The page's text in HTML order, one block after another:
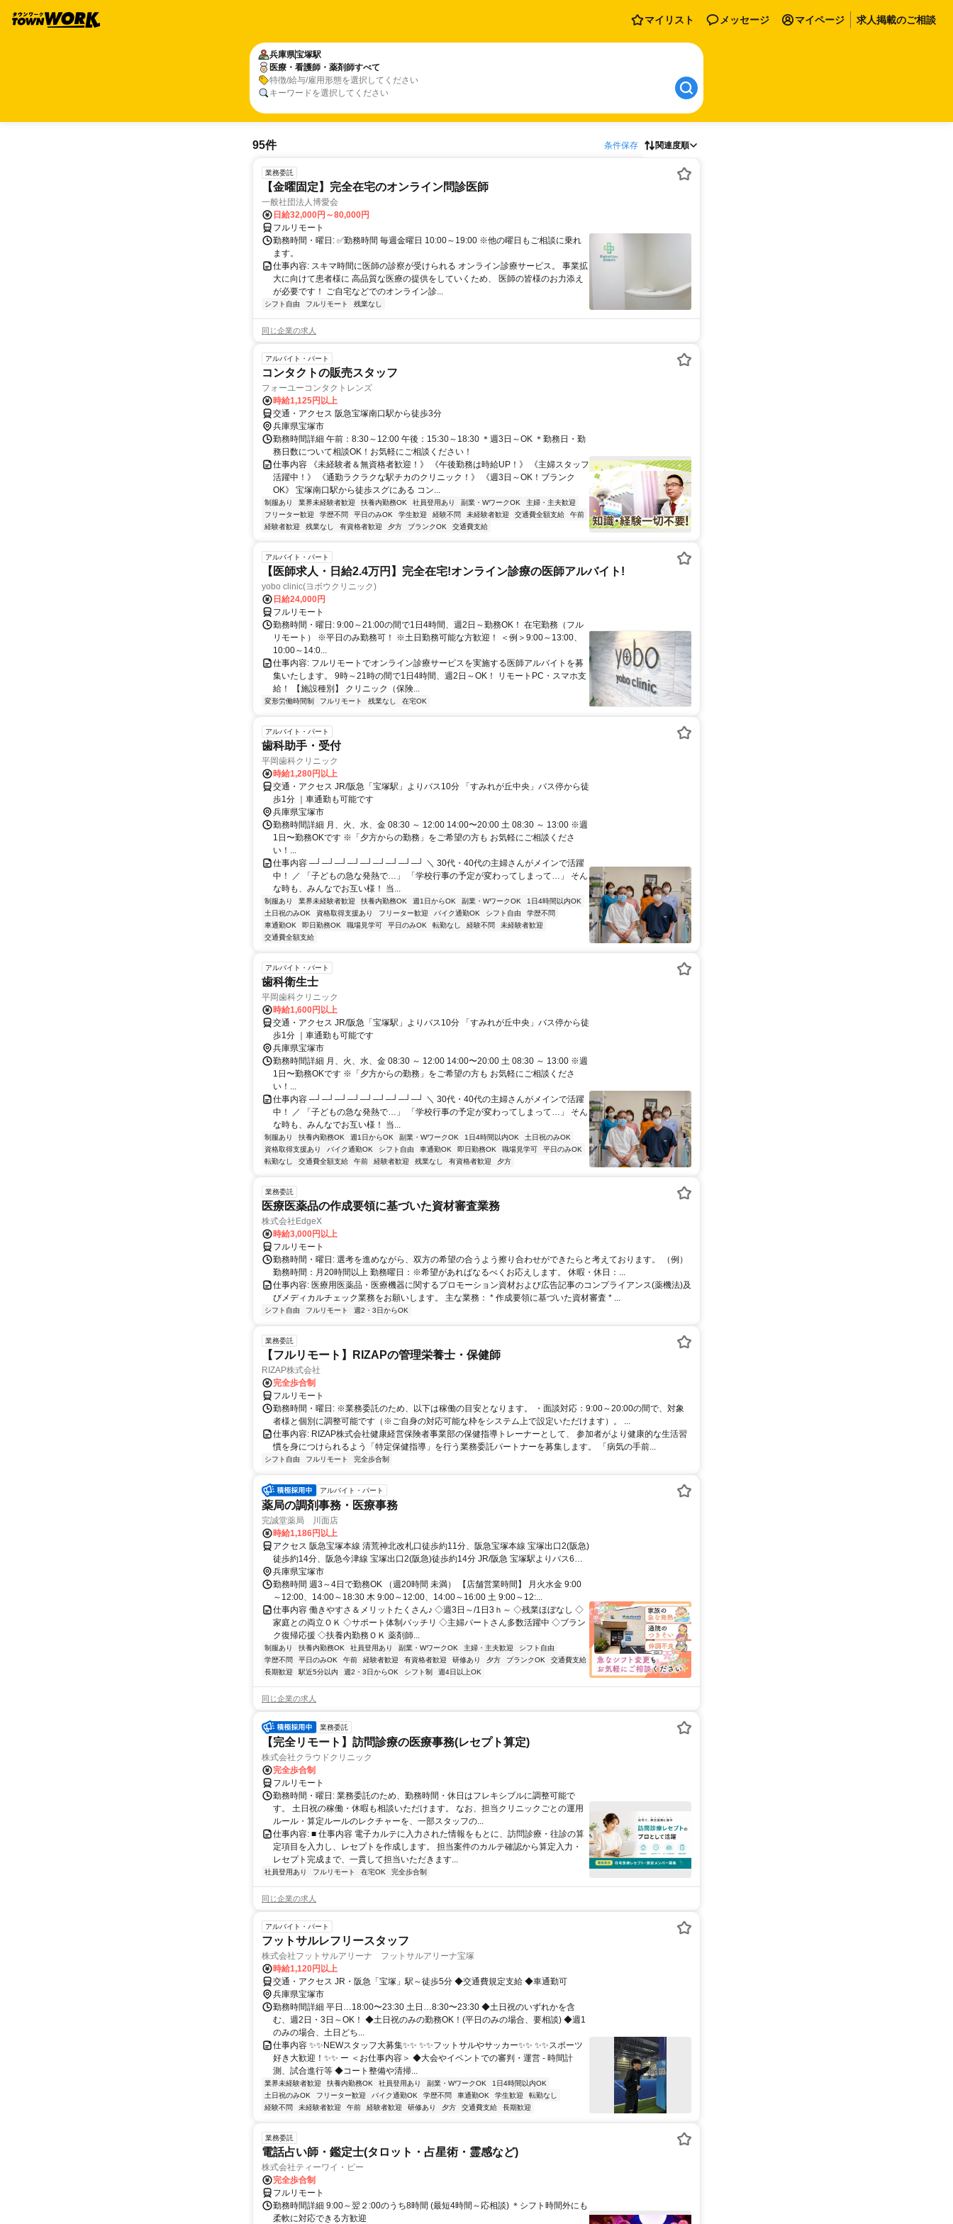
マイリスト メッセージ マイページ 求人掲載のご相談
兵庫県宝塚駅
医療・看護師・薬剤師すべて
特徴/給与/雇用形態を選択してください
キーワードを選択してください
95件 条件保存 関連度順
業務委託
【金曜固定】完全在宅のオンライン問診医師
一般社団法人博愛会
日給32,000円～80,000円
フルリモート
勤務時間・曜日: ✅勤務時間 毎週金曜日 10:00～19:00 ※他の曜日もご相談に乗れ
ます。
仕事内容: スキマ時間に医師の診察が受けられる オンライン診療サービス。 事業拡
大に向けて患者様に 高品質な医療の提供をしていくため、 医師の皆様のお力添え
が必要です！ ご自宅などでのオンライン診...
シフト自由 フルリモート 残業なし
同じ企業の求人
アルバイト・パート
コンタクトの販売スタッフ
フォーユーコンタクトレンズ
時給1,125円以上
交通・アクセス 阪急宝塚南口駅から徒歩3分
兵庫県宝塚市
勤務時間詳細 午前：8:30～12:00 午後：15:30～18:30 ＊週3日～OK ＊勤務日・勤
務日数について相談OK！お気軽にご相談ください！
仕事内容 《未経験者＆無資格者歓迎！》 《午後勤務は時給UP！》 《主婦スタッフ
活躍中！》 《通勤ラクラクな駅チカのクリニック！》 《週3日～OK！ブランク
OK》 宝塚南口駅から徒歩スグにある コン...
制服あり 業界未経験者歓迎 扶養内勤務OK 社員登用あり 副業・WワークOK
主婦・主夫歓迎
フリーター歓迎
学歴不問 平日のみOK 学生歓迎 経験不問 未経験者歓迎 交通費全額支給
午前
経験者歓迎
残業なし 有資格者歓迎 夕方 ブランクOK 交通費支給
アルバイト・パート
【医師求人・日給2.4万円】完全在宅!オンライン診療の医師アルバイト!
yobo clinic(ヨボウクリニック)
日給24,000円
フルリモート
勤務時間・曜日: 9:00～21:00の間で1日4時間、週2日～勤務OK！ 在宅勤務（フル
リモート） ※平日のみ勤務可！ ※土日勤務可能な方歓迎！ ＜例＞9:00～13:00、
10:00～14:0...
仕事内容: フルリモートでオンライン診療サービスを実施する医師アルバイトを募
集いたします。 9時～21時の間で1日4時間、週2日～OK！ リモートPC・スマホ支
給！ 【施設種別】 クリニック（保険...
変形労働時間制 フルリモート 残業なし 在宅OK
アルバイト・パート
歯科助手・受付
平岡歯科クリニック
時給1,280円以上
交通・アクセス JR/阪急「宝塚駅」よりバス10分 「すみれが丘中央」バス停から徒
歩1分 ｜車通勤も可能です
兵庫県宝塚市
勤務時間詳細 月、火、水、金 08:30 ～ 12:00 14:00〜20:00 土 08:30 ～ 13:00 ※週
1日〜勤務OKです ※「夕方からの勤務」をご希望の方も お気軽にご相談くださ
い！...
仕事内容 ─┘─┘─┘─┘─┘─┘─┘─┘─┘ ＼ 30代・40代の主婦さんがメインで活躍
中！ ／ 「子どもの急な発熱で…」 「学校行事の予定が変わってしまって…」 そん
な時も、みんなでお互い様！ 当...
制服あり 業界未経験者歓迎 扶養内勤務OK 週1日からOK 副業・WワークOK
1日4時間以内OK
土日祝のみOK
資格取得支援あり フリーター歓迎 バイク通勤OK シフト自由
学歴不問
車通勤OK
即日勤務OK 職場見学可 平日のみOK 転勤なし 経験不問
未経験者歓迎
交通費全額支給
アルバイト・パート
歯科衛生士
平岡歯科クリニック
時給1,600円以上
交通・アクセス JR/阪急「宝塚駅」よりバス10分 「すみれが丘中央」バス停から徒
歩1分 ｜車通勤も可能です
兵庫県宝塚市
勤務時間詳細 月、火、水、金 08:30 ～ 12:00 14:00〜20:00 土 08:30 ～ 13:00 ※週
1日〜勤務OKです ※「夕方からの勤務」をご希望の方も お気軽にご相談くださ
い！...
仕事内容 ─┘─┘─┘─┘─┘─┘─┘─┘─┘ ＼ 30代・40代の主婦さんがメインで活躍
中！ ／ 「子どもの急な発熱で…」 「学校行事の予定が変わってしまって…」 そん
な時も、みんなでお互い様！ 当...
制服あり 扶養内勤務OK 週1日からOK 副業・WワークOK 1日4時間以内OK
土日祝のみOK
資格取得支援あり
バイク通勤OK シフト自由 車通勤OK 即日勤務OK 職場見学可
平日のみOK
転勤なし
交通費全額支給 午前 経験者歓迎 残業なし 有資格者歓迎 夕方
業務委託
医療医薬品の作成要領に基づいた資材審査業務
株式会社EdgeX
時給3,000円以上
フルリモート
勤務時間・曜日: 選考を進めながら、双方の希望の合うよう擦り合わせができたらと考えております。 （例）
勤務時間：月20時間以上 勤務曜日：※希望があればなるべくお応えします。 休暇・休日：...
仕事内容: 医療用医薬品・医療機器に関するプロモーション資材および広告記事のコンプライアンス(薬機法)及
びメディカルチェック業務をお願いします。 主な業務： * 作成要領に基づいた資材審査 * ...
シフト自由 フルリモート 週2・3日からOK
業務委託
【フルリモート】RIZAPの管理栄養士・保健師
RIZAP株式会社
完全歩合制
フルリモート
勤務時間・曜日: ※業務委託のため、以下は稼働の目安となります。 ・面談対応：9:00～20:00の間で、対象
者様と個別に調整可能です（※ご自身の対応可能な枠をシステム上で設定いただけます）。 ...
仕事内容: RIZAP株式会社健康経営保険者事業部の保健指導トレーナーとして、 参加者がより健康的な生活習
慣を身につけられるよう「特定保健指導」を行う業務委託パートナーを募集します。 「病気の手前...
シフト自由 フルリモート 完全歩合制
アルバイト・パート
薬局の調剤事務・医療事務
完誠堂薬局 川面店
時給1,186円以上
アクセス 阪急宝塚本線 清荒神北改札口徒歩約11分、阪急宝塚本線 宝塚出口2(阪急)
徒歩約14分、阪急今津線 宝塚出口2(阪急)徒歩約14分 JR/阪急 宝塚駅よりバス6
分、清荒神駅徒歩10分
兵庫県宝塚市
勤務時間 週3～4日で勤務OK （週20時間 未満） 【店舗営業時間】 月火水金 9:00
～12:00、14:00～18:30 木 9:00～12:00、14:00～16:00 土 9:00～12:...
仕事内容 働きやすさ＆メリットたくさん♪ ◇週3日～/1日3ｈ～ ◇残業ほぼなし ◇
家庭との両立ＯＫ ◇サポート体制バッチリ ◇主婦パートさん多数活躍中 ◇ブラン
ク復帰応援 ◇扶養内勤務ＯＫ 薬剤師...
制服あり 扶養内勤務OK 社員登用あり 副業・WワークOK 主婦・主夫歓迎
シフト自由
学歴不問
平日のみOK 午前 経験者歓迎 有資格者歓迎 研修あり 夕方 ブランクOK
交通費支給
長期歓迎
駅近5分以内 週2・3日からOK シフト制 週4日以上OK
同じ企業の求人
業務委託
【完全リモート】訪問診療の医療事務(レセプト算定)
株式会社クラウドクリニック
完全歩合制
フルリモート
勤務時間・曜日: 業務委託のため、勤務時間・休日はフレキシブルに調整可能で
す。 土日祝の稼働・休暇も相談いただけます。 なお、担当クリニックごとの運用
ルール・算定ルールのレクチャーを、一部スタッフの...
仕事内容: ■ 仕事内容 電子カルテに入力された情報をもとに、訪問診療・往診の算
定項目を入力し、レセプトを作成します。 担当案件のカルテ確認から算定入力・
レセプト完成まで、一貫して担当いただきます...
社員登用あり フルリモート 在宅OK 完全歩合制
同じ企業の求人
アルバイト・パート
フットサルレフリースタッフ
株式会社フットサルアリーナ フットサルアリーナ宝塚
時給1,120円以上
交通・アクセス JR・阪急「宝塚」駅～徒歩5分 ◆交通費規定支給 ◆車通勤可
兵庫県宝塚市
勤務時間詳細 平日…18:00〜23:30 土日…8:30〜23:30 ◆土日祝のいずれかを含
む、週2日・3日～OK！ ◆土日祝のみの勤務OK！(平日のみの場合、要相談) ◆週1
のみの場合、土日どち...
仕事内容 ✨✨NEWスタッフ大募集✨✨ ✨✨フットサルやサッカー✨✨ ✨✨スポーツ
好き大歓迎！✨✨ ー ＜お仕事内容＞ ◆大会やイベントでの審判・運営 - 時間計
測、試合進行等 ◆コート整備や清掃...
業界未経験者歓迎 扶養内勤務OK 社員登用あり 副業・WワークOK
1日4時間以内OK
土日祝のみOK
フリーター歓迎 バイク通勤OK 学歴不問 車通勤OK 学生歓迎
転勤なし
経験不問
未経験者歓迎 午前 経験者歓迎 研修あり 夕方 交通費支給 長期歓迎
業務委託
電話占い師・鑑定士(タロット・占星術・霊感など)
株式会社ティーワイ・ピー
完全歩合制
フルリモート
勤務時間詳細 9:00～翌２:00のうち8時間 (最短4時間～応相談) ＊シフト時間外にも
柔軟に対応できる方歓迎